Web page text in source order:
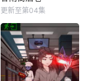
更新至第04集